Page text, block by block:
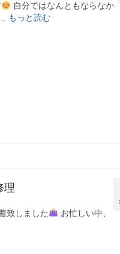
自分ではなんともならなか
もっと読む
理
致しました
お忙しい中、